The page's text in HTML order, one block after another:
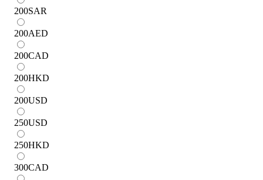
200SAR
200AED
200CAD
200HKD
200USD
250USD
250HKD
300CAD